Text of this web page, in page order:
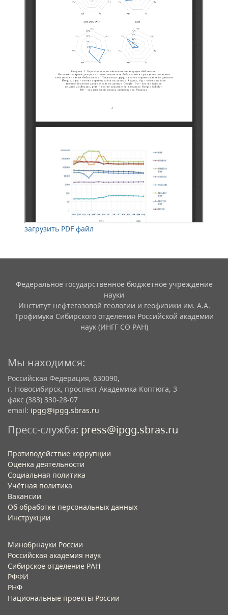
загрузить PDF файл
Федеральное государственное бюджетное учреждение
науки
Институт нефтегазовой геологии и геофизики им. А.А.
Трофимука Сибирского отделения Российской академии
наук (ИНГГ СО РАН)
Мы находимся:
Российская Федерация, 630090,
г. Новосибирск, проспект Академика Коптюга, 3
факс (383) 330-28-07
email: ipgg@ipgg.sbras.ru
Пресс-служба: press@ipgg.sbras.ru
Противодействие коррупции
Оценка деятельности
Социальная политика
Учётная политика​
Вакансии​
Об обработке персональных данных​
Инструкции​
Минобрнауки России
Российская академия наук
Сибирское отделение РАН
РФФИ
РНФ
Национальные проекты России